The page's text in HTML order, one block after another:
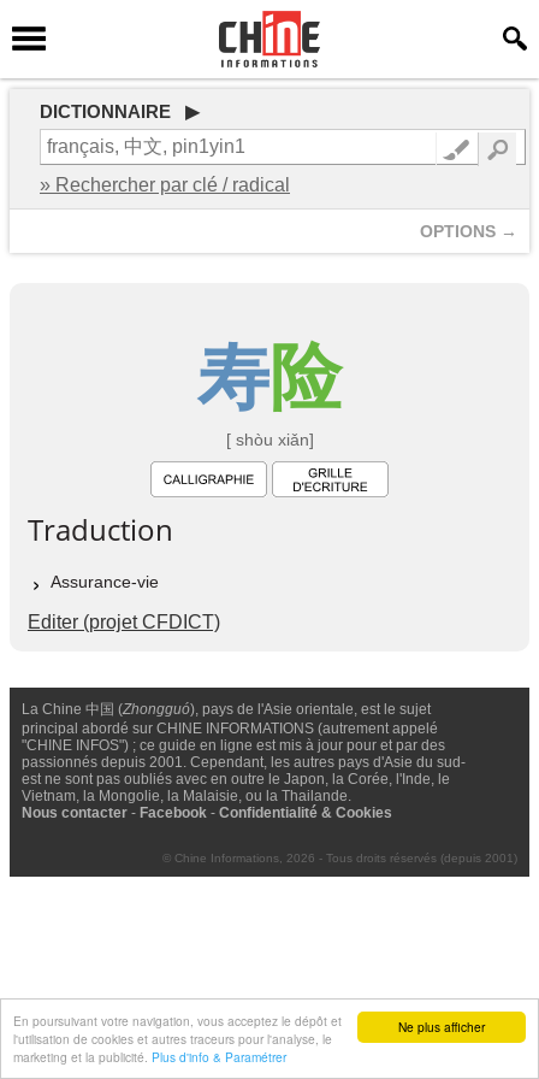
Ne plus afficher
En poursuivant votre navigation, vous acceptez le dépôt et
l'utilisation de cookies et autres traceurs pour l'analyse, le
marketing et la publicité. Plus d'info & Paramétrer
DICTIONNAIRE ▶
» Rechercher par clé / radical
OPTIONS →
寿险
[ shòu xiǎn]
Traduction
Assurance-vie
Editer (projet CFDICT)
La Chine 中国 (Zhongguó), pays de l'Asie orientale, est le sujet
principal abordé sur CHINE INFORMATIONS (autrement appelé
"CHINE INFOS") ; ce guide en ligne est mis à jour pour et par des
passionnés depuis 2001. Cependant, les autres pays d'Asie du sud-
est ne sont pas oubliés avec en outre le Japon, la Corée, l'Inde, le
Vietnam, la Mongolie, la Malaisie, ou la Thailande.
Nous contacter - Facebook - Confidentialité & Cookies
© Chine Informations, 2026 - Tous droits réservés (depuis 2001)